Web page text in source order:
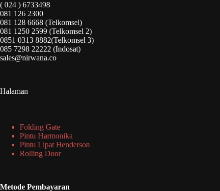
( 024 ) 6733498
081 126 2300
081 128 6668 (Telkomsel)
081 1250 2599 (Telkomsel 2)
0851 0313 8882(Telkomsel 3)
085 7298 22222 (Indosat)
sales@nirwana.co
Halaman
Folding Gate
Pintu Harmonika
Pintu Lipat Henderson
Rolling Door
Metode Pembayaran